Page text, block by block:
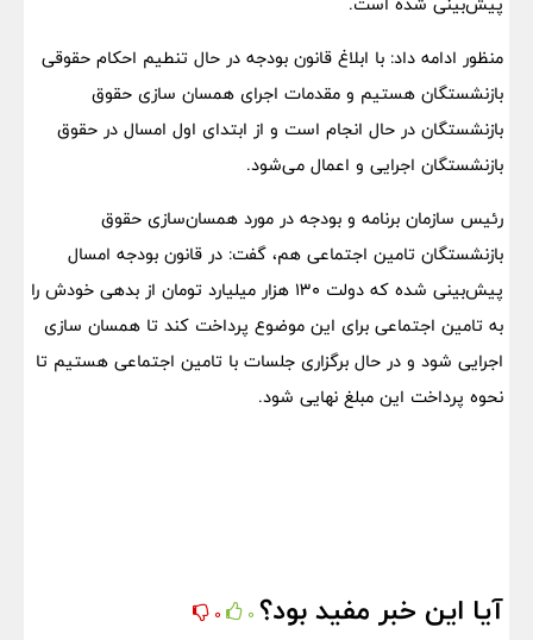
منظور ادامه داد: با ابلاغ قانون بودجه در حال تنطیم احکام حقوقی
بازنشستگان هستیم و مقدمات اجرای همسان سازی حقوق
بازنشستگان در حال انجام است و از ابتدای اول امسال در حقوق
بازنشستگان اجرایی و اعمال می‌شود.
رئیس سازمان برنامه و بودجه در مورد همسان‌سازی حقوق
بازنشستگان تامین اجتماعی هم، گفت: در قانون بودجه امسال
پیش‌بینی شده که دولت ۱۳۰ هزار میلیارد تومان از بدهی خودش را
به تامین اجتماعی برای این موضوع پرداخت کند تا همسان سازی
اجرایی شود و در حال برگزاری جلسات با تامین اجتماعی هستیم تا
نحوه پرداخت این مبلغ نهایی شود.
آیا این خبر مفید بود؟ 0
0